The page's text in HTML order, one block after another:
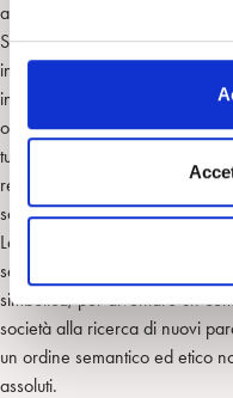
e
s
e
attendibile e riconoscibile.
Se la funzione paterna resta
introdurre una separazione
informe ed infecondo, un
osservare in tante patologie
tuttavia il suo esercizio non
reali, deve diventare una
sociale.
La funzione paterna è oggi
sessuale del maschile, che pur
simbolica, per diventare un
società alla ricerca di nuovi
un ordine semantico ed etico
assoluti.